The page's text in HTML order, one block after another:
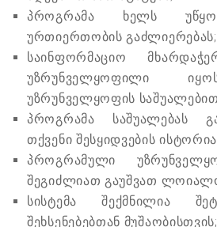
პროგრამა ხელს
ურთიერთობის გაძლიერებას;
საინფორმაციო
უზრუნველყოფილი
უზრუნველყოფის
პროგრამა საშუალებას
თქვენი შესყიდვების
პროგრამული
შეგიძლიათ გაუშვათ
სისტემა შექმნილია
შეხსენებებთან მუშაობისთვის;